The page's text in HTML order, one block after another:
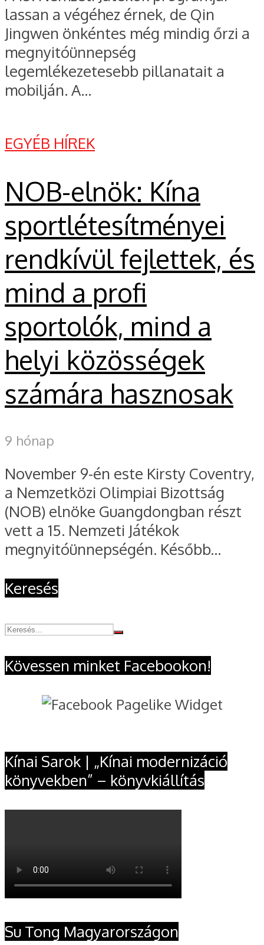
lassan a végéhez érnek, de Qin
Jingwen önkéntes még mindig őrzi a
megnyitóünnepség
legemlékezetesebb pillanatait a
mobilján. A...
EGYÉB HÍREK
NOB-elnök: Kína
sportlétesítményei
rendkívül fejlettek, és
mind a profi
sportolók, mind a
helyi közösségek
számára hasznosak
9 hónap
November 9-én este Kirsty Coventry,
a Nemzetközi Olimpiai Bizottság
(NOB) elnöke Guangdongban részt
vett a 15. Nemzeti Játékok
megnyitóünnepségén. Később...
Keresés
Kövessen minket Facebookon!
Kínai Sarok | „Kínai modernizáció
könyvekben” – könyvkiállítás
Su Tong Magyarországon